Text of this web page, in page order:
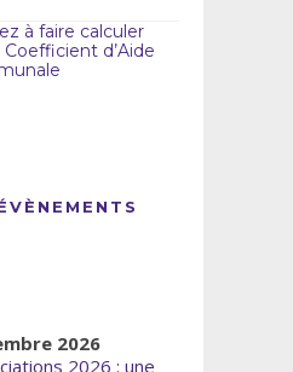
à faire calculer
d’Aide
2026
2026 : une